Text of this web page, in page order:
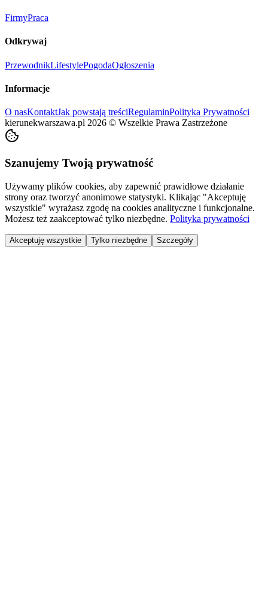
FirmyPraca
Odkrywaj
PrzewodnikLifestylePogodaOgłoszenia
Informacje
O nasKontaktJak powstają treściRegulaminPolityka Prywatności
kierunekwarszawa.pl 2026 © Wszelkie Prawa Zastrzeżone
Szanujemy Twoją prywatność
Używamy plików cookies, aby zapewnić prawidłowe działanie
strony oraz tworzyć anonimowe statystyki. Klikając "Akceptuję
wszystkie" wyrażasz zgodę na cookies analityczne i funkcjonalne.
Możesz też zaakceptować tylko niezbędne. Polityka prywatności
Akceptuję wszystkie Tylko niezbędne Szczegóły